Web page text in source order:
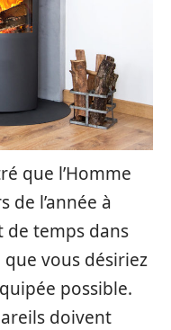
que l’Homme
de l’année à
de temps dans
vous désiriez
possible.
doivent